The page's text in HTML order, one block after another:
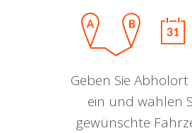
Geben Sie
ein und wählen
gewünschte